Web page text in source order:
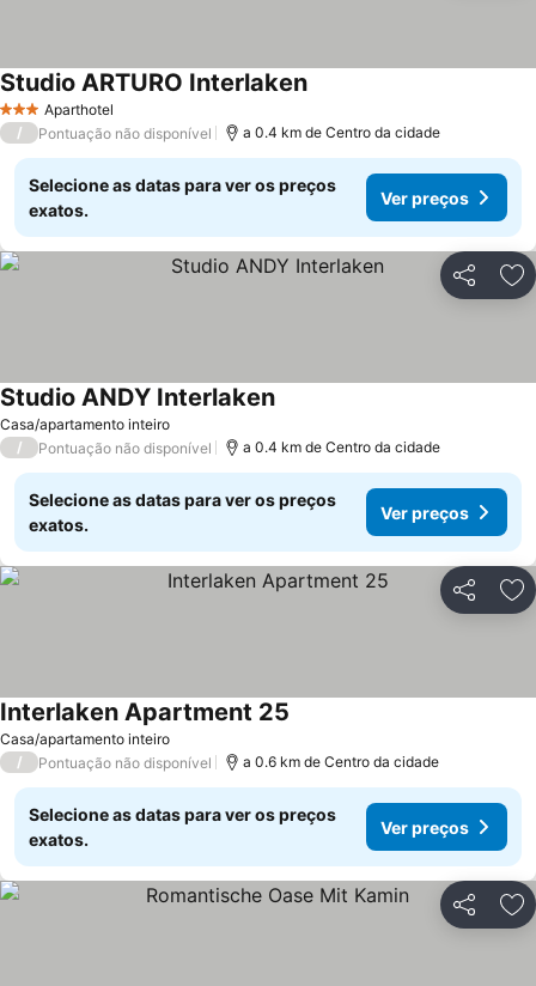
3 EstrelasAparthotel
Studio ARTURO Interlaken
/ Pontuação não disponível a 0.4 km de Centro da cidade
Selecione as datas para ver os preços
exatos.
Ver preços
Partilhar
Casa/apartamento inteiro
Studio ANDY Interlaken
/ Pontuação não disponível a 0.4 km de Centro da cidade
Selecione as datas para ver os preços
exatos.
Ver preços
Partilhar
Casa/apartamento inteiro
Interlaken Apartment 25
/ Pontuação não disponível a 0.6 km de Centro da cidade
Selecione as datas para ver os preços
exatos.
Ver preços
Partilhar